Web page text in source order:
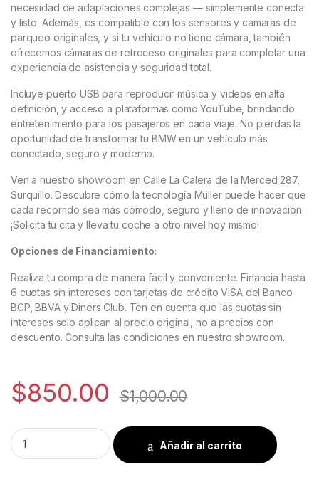
necesidad de adaptaciones complejas — simplemente conecta
y listo. Además, es compatible con los sensores y cámaras de
parqueo originales, y si tu vehículo no tiene cámara, también
ofrecemos cámaras de retroceso originales para completar una
experiencia de asistencia y seguridad total.
Incluye puerto USB para reproducir música y videos en alta
definición, y acceso a plataformas como YouTube, brindando
entretenimiento para los pasajeros en cada viaje. No pierdas la
oportunidad de transformar tu BMW en un vehículo más
conectado, seguro y moderno.
Ven a nuestro showroom en Calle La Calera de la Merced 287,
Surquillo. Descubre cómo la tecnología Müller puede hacer que
cada recorrido sea más cómodo, seguro y lleno de innovación.
¡Solicita tu cita y lleva tu coche a otro nivel hoy mismo!
Opciones de Financiamiento:
Realiza tu compra de manera fácil y conveniente. Financia hasta
6 cuotas sin intereses con tarjetas de crédito VISA del Banco
BCP, BBVA y Diners Club. Ten en cuenta que las cuotas sin
intereses solo aplican al precio original, no a precios con
descuento. Consulta las condiciones en nuestro showroom.
$850.00 $1,000.00
BMW Serie 5 F10 F11 2010- 2017 CIC NBT Pantalla Müller
Añadir al carrito